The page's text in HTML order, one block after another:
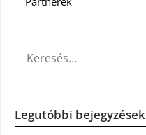
Legutóbbi bejegyzések